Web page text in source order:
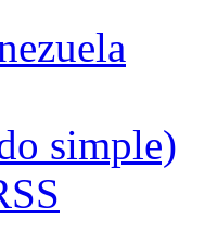
simple)